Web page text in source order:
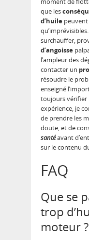
que les
d’huile peuvent
surchauffer,
d’angoisse
l’ampleur des
contacter un
résoudre le
enseigné
toujours vérifier
expérience, je
de prendre les
doute, et de
santéavant
sur le contenu
FAQ
Que se
trop
moteur ?